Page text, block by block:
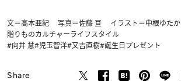
文＝高本亜紀 写真＝佐藤 亘 イラスト＝中根ゆたか
贈りものカルチャーライフスタイル
#向井 慧#児玉智洋#又吉直樹#誕生日プレゼント
Share